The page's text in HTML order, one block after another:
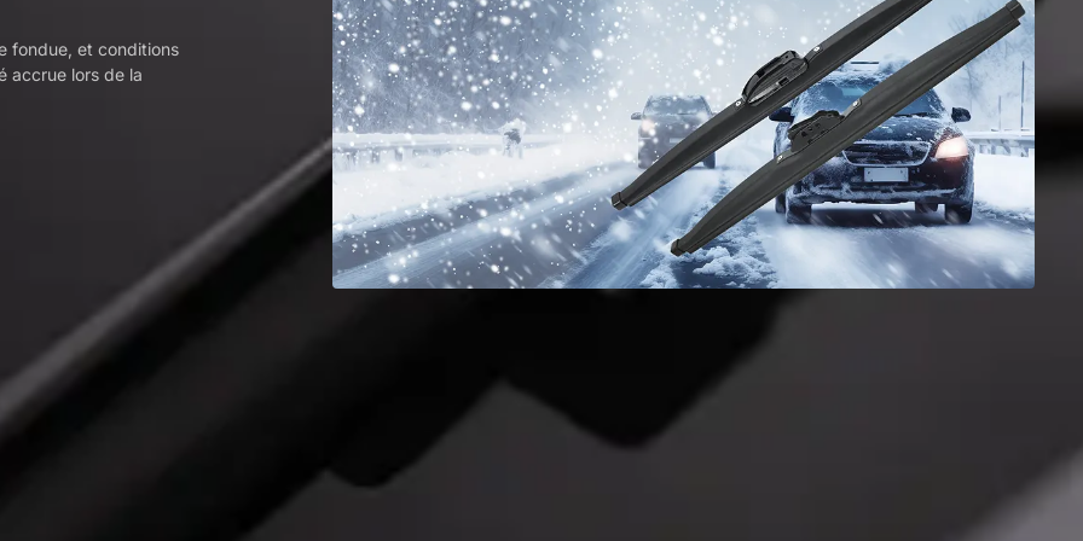
fondue, et conditions
accrue lors de la